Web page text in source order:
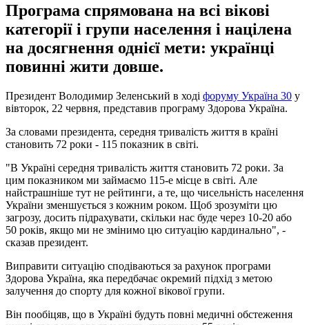
Програма спрямована на всі вікові
категорії і групи населення і націлена
на досягнення однієї мети: українці
повинні жити довше.
Президент Володимир Зеленський в ході форуму Україна 30 у
вівторок, 22 червня, представив програму Здорова Україна.
За словами президента, середня тривалість життя в країні
становить 72 роки - 115 показник в світі.
"В Україні середня тривалість життя становить 72 роки. За
цим показником ми займаємо 115-е місце в світі. Але
найстрашніше тут не рейтинги, а те, що чисельність населення
України зменшується з кожним роком. Щоб зрозуміти цю
загрозу, досить підрахувати, скільки нас буде через 10-20 або
50 років, якщо ми не змінимо цю ситуацію кардинально", -
сказав президент.
Виправити ситуацію сподіваються за рахунок програми
Здорова Україна, яка передбачає окремий підхід з метою
залучення до спорту для кожної вікової групи.
Він пообіцяв, що в Україні будуть повні медичні обстеження